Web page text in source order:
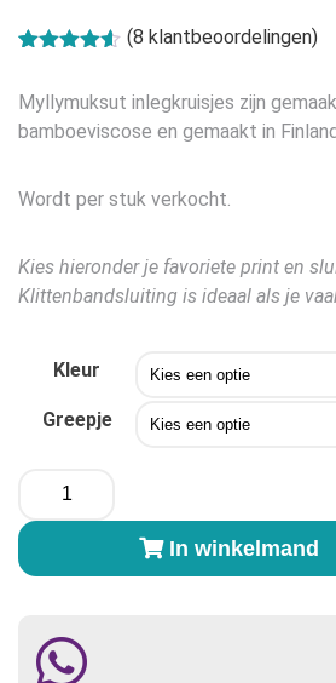
gebaseerd
opklant
waarderingen
(8 klantbeoordelingen)
Myllymuksut inlegkruisjes zijn
bamboeviscose en gemaakt in
Wordt per stuk verkocht.
Kies hieronder je favoriete print en
Klittenbandsluiting is ideaal als je
Kleur
Greepje
Myllymuksut
Maijat®
aantal
In winkelmand